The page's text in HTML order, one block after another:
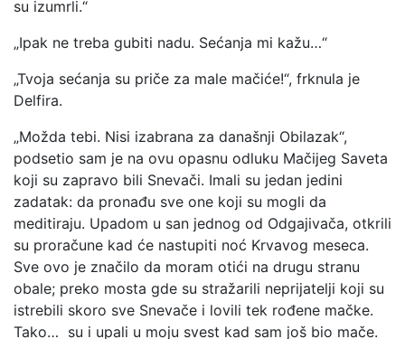
su izumrli.“
„Ipak ne treba gubiti nadu. Sećanja mi kažu…“
„Tvoja sećanja su priče za male mačiće!“, frknula je
Delfira.
„Možda tebi. Nisi izabrana za današnji Obilazak“,
podsetio sam je na ovu opasnu odluku Mačijeg Saveta
koji su zapravo bili Snevači. Imali su jedan jedini
zadatak: da pronađu sve one koji su mogli da
meditiraju. Upadom u san jednog od Odgajivača, otkrili
su proračune kad će nastupiti noć Krvavog meseca.
Sve ovo je značilo da moram otići na drugu stranu
obale; preko mosta gde su stražarili neprijatelji koji su
istrebili skoro sve Snevače i lovili tek rođene mačke.
Tako… su i upali u moju svest kad sam još bio mače.